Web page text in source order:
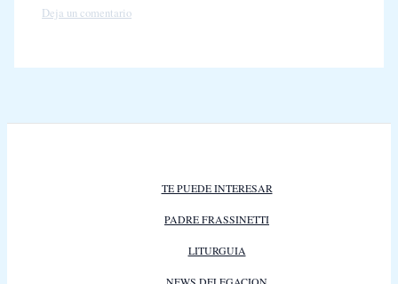
Deja un comentario
TE PUEDE INTERESAR
PADRE FRASSINETTI
LITURGUIA